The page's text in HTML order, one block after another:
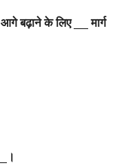
आगेबढ़ानेकेलिए ___मार्ग
।